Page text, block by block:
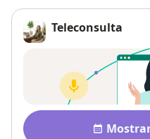
Teleconsulta
Disponibilidade